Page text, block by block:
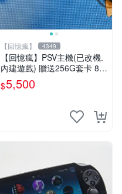
【回憶瘋】 4349
【回憶瘋】PSV主機(已改機.
內建遊戲) 贈送256G套卡 8成
新 遊戲機 PSVITA
$5,500